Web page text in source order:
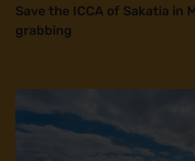
Save the ICCA of Sakatia in
grabbing